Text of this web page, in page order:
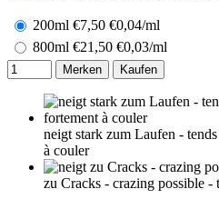
200ml €7,50 €0,04/ml
800ml €21,50 €0,03/ml
Merken Kaufen
neigt stark zum Laufen -
à couler
zu Cracks - crazing possible -